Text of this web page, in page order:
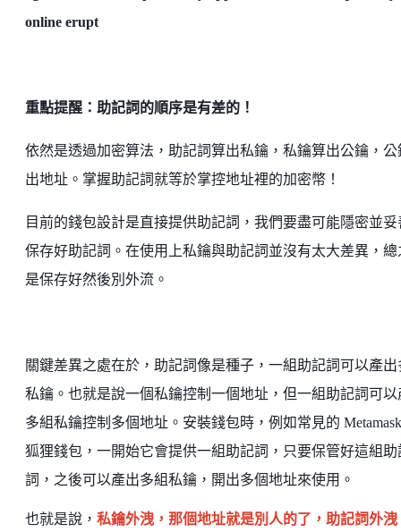
online erupt
重點提醒：助記詞的順序是有差的！
依然是透過加密算法，助記詞算出私鑰，私鑰算出公鑰，公
出地址。掌握助記詞就等於掌控地址裡的加密幣！
目前的錢包設計是直接提供助記詞，我們要盡可能隱密並妥
保存好助記詞。在使用上私鑰與助記詞並沒有太大差異，總
是保存好然後別外流。
關鍵差異之處在於，助記詞像是種子，一組助記詞可以產出
私鑰。也就是說一個私鑰控制一個地址，但一組助記詞可以
多組私鑰控制多個地址。安裝錢包時，例如常見的
狐狸錢包，一開始它會提供一組助記詞，只要保管好這組助
詞，之後可以產出多組私鑰，開出多個地址來使用。
也就是說， 私鑰外洩，那個地址就是別人的了，助記詞外洩